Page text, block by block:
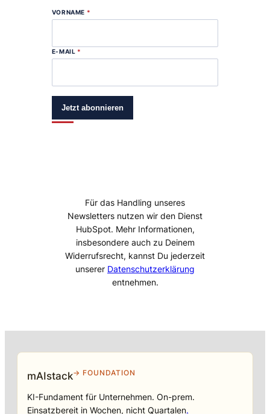
VORNAME *
E-MAIL *
Jetzt abonnieren
Für das Handling unseres
Newsletters nutzen wir den Dienst
HubSpot. Mehr Informationen,
insbesondere auch zu Deinem
Widerrufsrecht, kannst Du jederzeit
unserer Datenschutzerklärung
entnehmen.
mAIstack→ FOUNDATION
KI-Fundament für Unternehmen. On-prem.
Einsatzbereit in Wochen, nicht Quartalen.